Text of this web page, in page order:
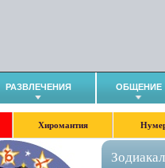
РАЗВЛЕЧЕНИЯ ОБЩЕНИЕ
Хиромантия